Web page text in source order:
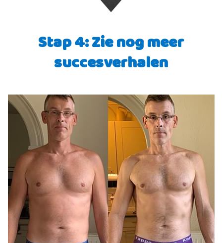
Stap 4: Zie nog meer
succesverhalen